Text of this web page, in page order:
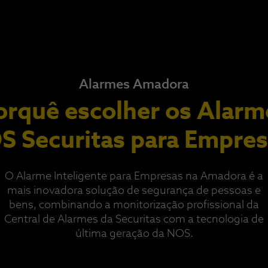
Alarmes Amadora
escolher os
Securitas para
O Alarme Inteligente para Empresas na Amadora é a
mais inovadora solução de segurança de pessoas e
bens, combinando a monitorização profissional da
Central de Alarmes da Securitas com a tecnologia de
última geração da NOS.​